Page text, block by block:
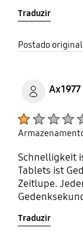
Traduzir
Postado
Ax1977
Schnelligkeit
Tablets ist
Zeitlupe.
Traduzir